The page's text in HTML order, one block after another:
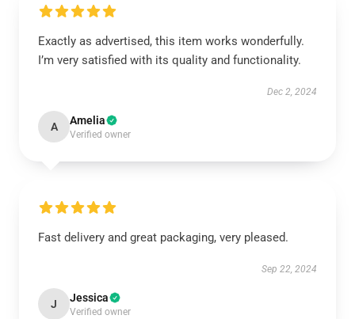
Exactly as advertised, this item works wonderfully.
I’m very satisfied with its quality and functionality.
Dec 2, 2024
A Amelia
Verified owner
Fast delivery and great packaging, very pleased.
Sep 22, 2024
J Jessica
Verified owner